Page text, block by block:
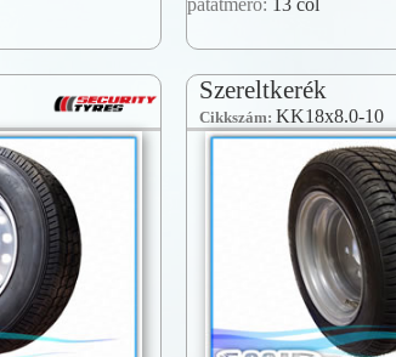
pátátmérő: 13 col
Szereltkerék
Cikkszám: KK18x8.0-10